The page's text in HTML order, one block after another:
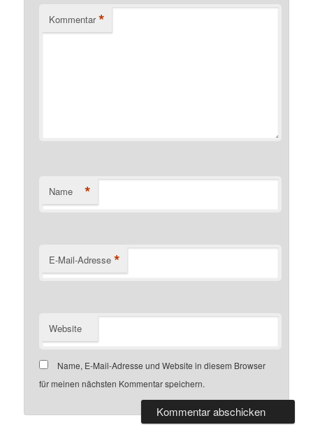
Kommentar *
Name *
E-Mail-Adresse *
Website
Name, E-Mail-Adresse und Website in diesem Browser
für meinen nächsten Kommentar speichern.